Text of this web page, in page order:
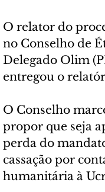
O relator do
no Conselho de
Delegado Olim
entregou o
O Conselho
propor que seja
perda do
cassação por
humanitária à